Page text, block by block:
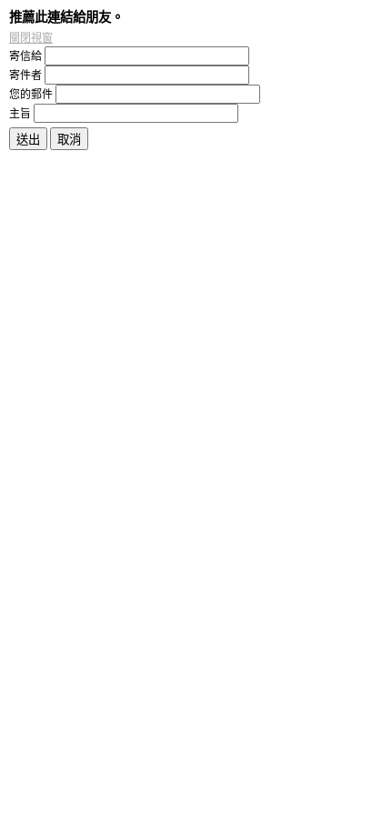
推薦此連結給朋友。
關閉視窗
寄信給
寄件者
您的郵件
主旨
送出 取消